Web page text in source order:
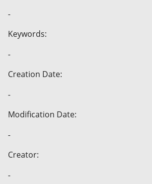
-
Keywords:
-
Creation Date:
-
Modification Date:
-
Creator:
-